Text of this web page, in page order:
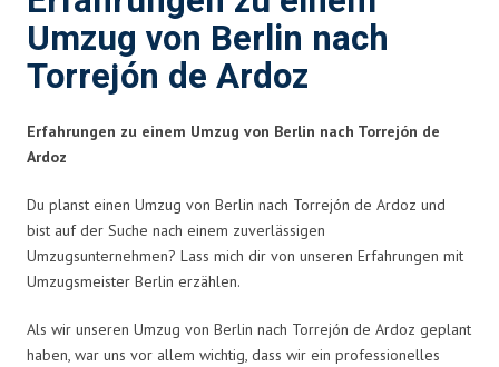
Umzug von Berlin nach
Torrejón de Ardoz
Erfahrungen zu einem Umzug von Berlin nach Torrejón de
Ardoz
Du planst einen Umzug von Berlin nach Torrejón de Ardoz und
bist auf der Suche nach einem zuverlässigen
Umzugsunternehmen? Lass mich dir von unseren Erfahrungen mit
Umzugsmeister Berlin erzählen.
Als wir unseren Umzug von Berlin nach Torrejón de Ardoz geplant
haben, war uns vor allem wichtig, dass wir ein professionelles